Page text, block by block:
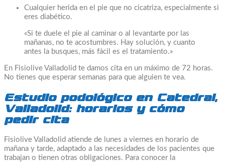
Cualquier herida en el pie que no cicatriza, especialmente si
eres diabético.
«Si te duele el pie al caminar o al levantarte por las
mañanas, no te acostumbres. Hay solución, y cuanto
antes la busques, más fácil es el tratamiento.»
En Fisiolive Valladolid te damos cita en un máximo de 72 horas.
No tienes que esperar semanas para que alguien te vea.
Estudio podológico en Catedral,
Valladolid: horarios y cómo
pedir cita
Fisiolive Valladolid atiende de lunes a viernes en horario de
mañana y tarde, adaptado a las necesidades de los pacientes que
trabajan o tienen otras obligaciones. Para conocer la